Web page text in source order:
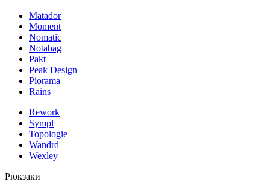
Matador
Moment
Nomatic
Notabag
Pakt
Peak Design
Piorama
Rains
Rework
Sympl
Topologie
Wandrd
Wexley
Рюкзаки